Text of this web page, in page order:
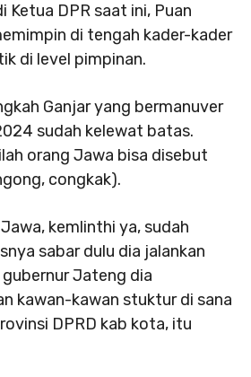
Ketua DPR saat ini, Puan
di tengah kader-kader
di level pimpinan.
Ganjar yang bermanuver
sudah kelewat batas.
orang Jawa bisa disebut
congkak).
kemlinthi ya, sudah
sabar dulu dia jalankan
Jateng dia
kawan-kawan stuktur di sana
DPRD kab kota, itu